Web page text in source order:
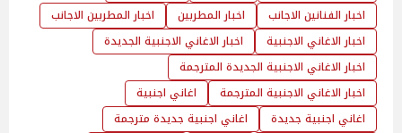
اخبار الفنانين الاجانب
اخبار المطربين
اخبار المطربين الاجانب
اخبار الاغاني الاجنبية
اخبار الاغاني الاجنبية الجديدة
اخبار الاغاني الاجنبية الجديدة المترجمة
اخبار الاغاني الاجنبية المترجمة
اغاني اجنبية
اغاني اجنبية جديدة
اغاني اجنبية جديدة مترجمة